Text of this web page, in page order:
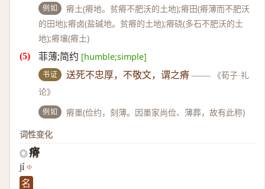
例如
瘠土(瘠地。贫瘠不肥沃的土地);瘠田(瘠薄而不肥沃
的田地);瘠卤(盐碱地。贫瘠的土地);瘠硗(多石不肥沃的土
地);瘠壤(瘠土)
菲薄;简约 [humble;simple]
书证 送死不忠厚，不敬文，谓之瘠 ——
《荀子·礼
论》
例如
瘠墨(俭约，刻薄。因墨家尚俭、薄葬，故有此称)
词性变化
◎ 瘠
jí
名